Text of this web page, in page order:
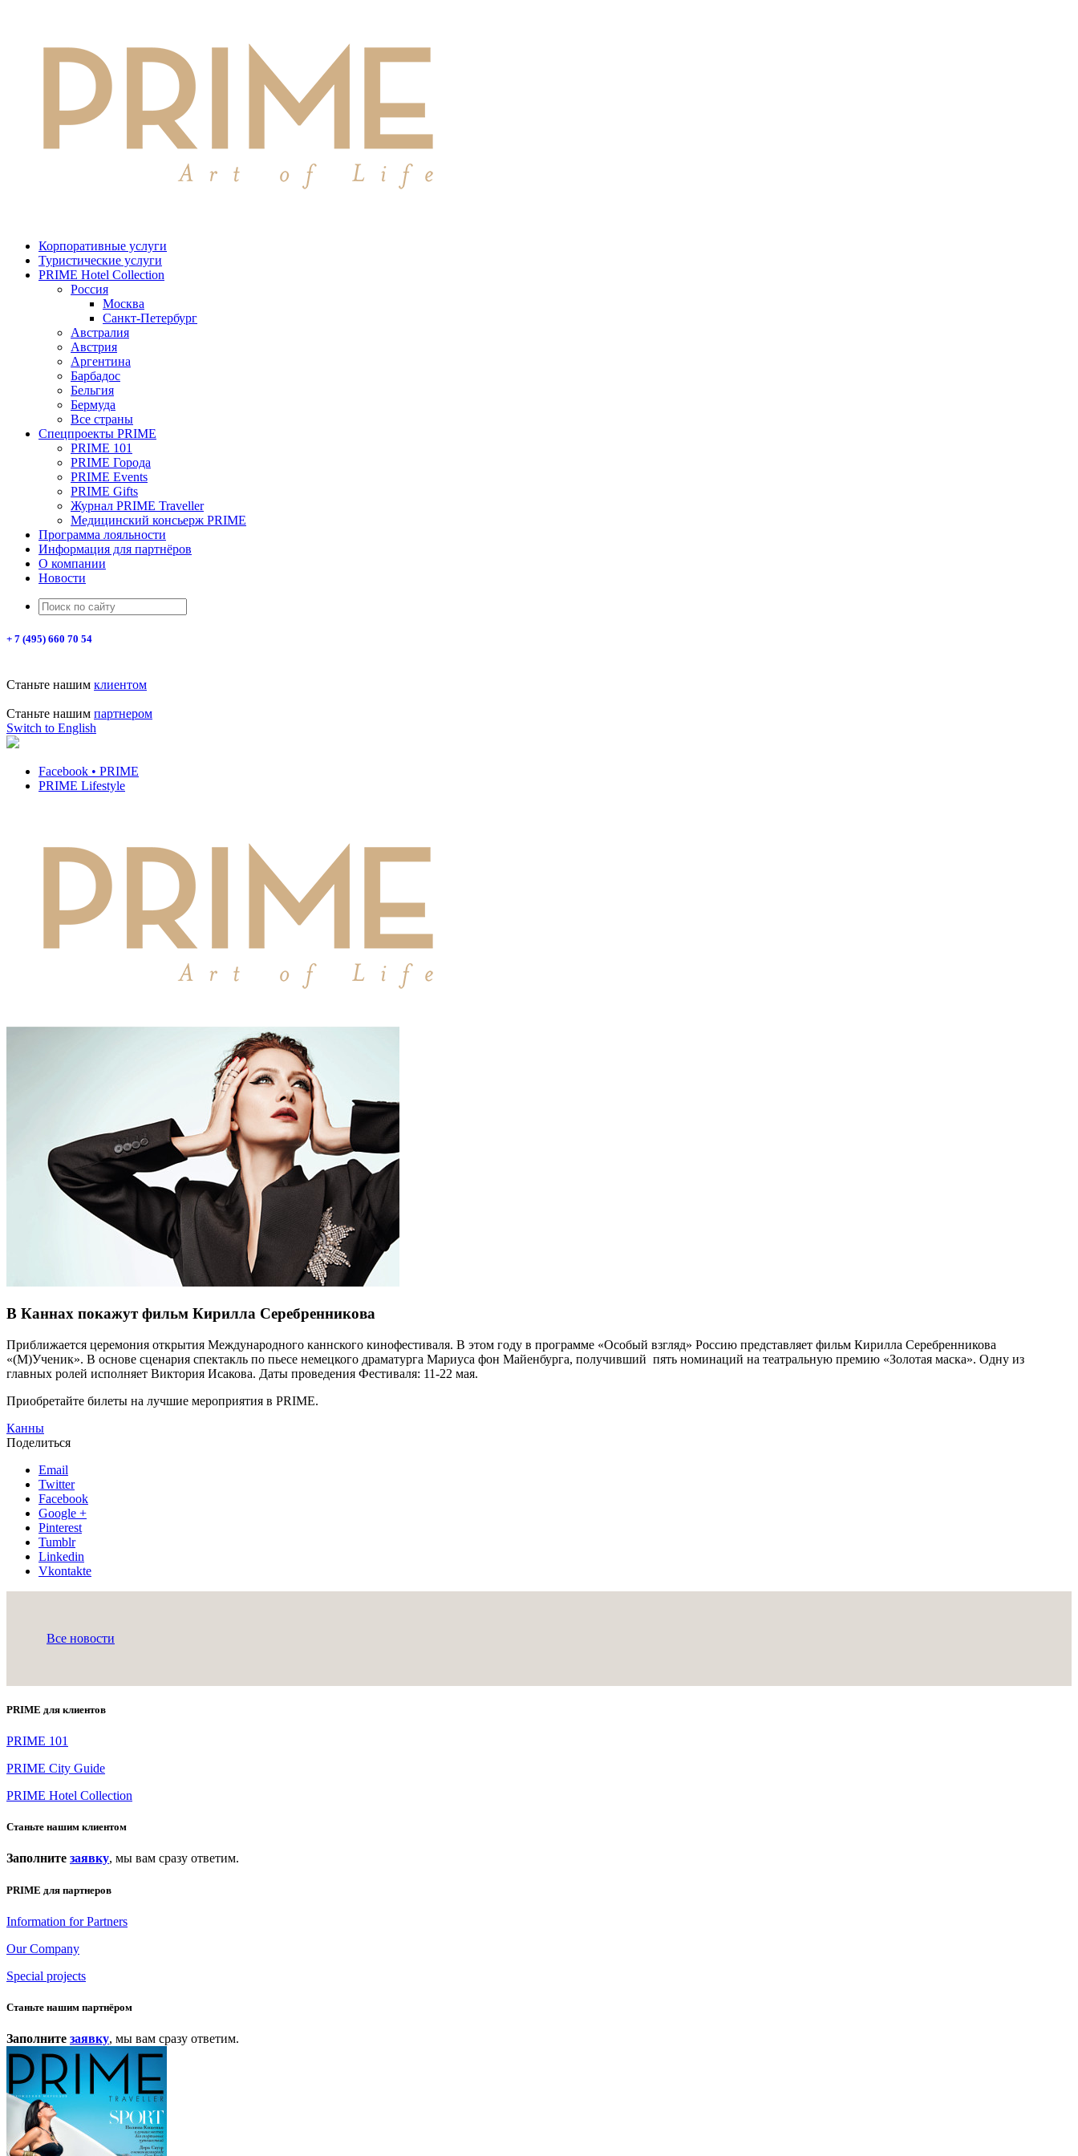
Корпоративные услуги
Туристические услуги
PRIME Hotel Collection
Россия
Москва
Санкт-Петербург
Австралия
Австрия
Аргентина
Барбадос
Бельгия
Бермуда
Все страны
Спецпроекты PRIME
PRIME 101
PRIME Города
PRIME Events
PRIME Gifts
Журнал PRIME Traveller
Медицинский консьерж PRIME
Программа лояльности
Информация для партнёров
О компании
Новости
+ 7 (495) 660 70 54
Станьте нашим клиентом
Станьте нашим партнером
Switch to English
Facebook • PRIME
PRIME Lifestyle
В Каннах покажут фильм Кирилла Серебренникова
Приближается церемония открытия Международного каннского кинофестиваля. В этом году в программе «Особый взгляд» Россию представляет фильм Кирилла Серебренникова
«(М)Ученик». В основе сценария спектакль по пьесе немецкого драматурга Мариуса фон Майенбурга, получивший пять номинаций на театральную премию «Золотая маска». Одну из
главных ролей исполняет Виктория Исакова. Даты проведения Фестиваля: 11-22 мая.
Приобретайте билеты на лучшие мероприятия в PRIME.
Канны
Поделиться
Email
Twitter
Facebook
Google +
Pinterest
Tumblr
Linkedin
Vkontakte
Все новости
PRIME для клиентов
PRIME 101
PRIME City Guide
PRIME Hotel Collection
Станьте нашим клиентом
Заполните заявку, мы вам сразу ответим.
PRIME для партнеров
Information for Partners
Our Company
Special projects
Станьте нашим партнёром
Заполните заявку, мы вам сразу ответим.